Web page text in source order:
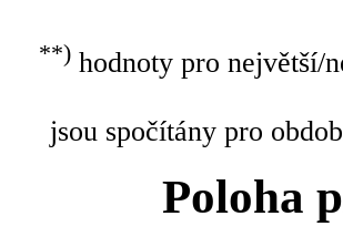
**)hodnoty pro největší/
jsou spočítány pro
Poloha